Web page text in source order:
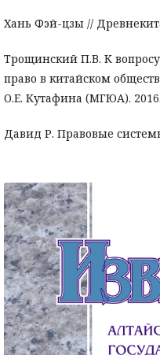
Хань Фэй-цзы //
Трощинский П.В. К
право в китайском
О.Е. Кутафина (МГЮА).
Давид Р. Правовые